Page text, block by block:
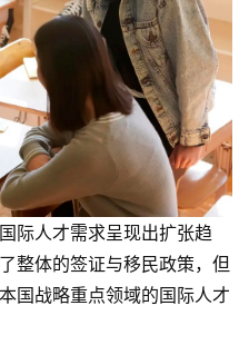
注册
际人才需求呈现出扩张趋
整体的签证与移民政策，但
国战略重点领域的国际人才